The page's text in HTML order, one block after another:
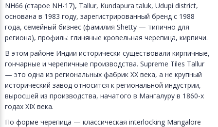
NH66 (старое NH-17), Tallur, Kundapura taluk, Udupi district,
основана в 1983 году, зарегистрированный бренд с 1988
года, семейный бизнес (фамилия Shetty — типично для
региона), профиль: глиняные кровельная черепица, кирпичи.
В этом районе Индии исторически существовали кирпичные,
гончарные и черепичные производства. Supreme Tiles Tallur
— это одна из региональных фабрик XX века, а не крупный
исторический завод относится к региональной индустрии,
выросшей из производства, начатого в Мангалуру в 1860-х
годах XIX века.
По форме черепица — классическая interlocking Mangalore